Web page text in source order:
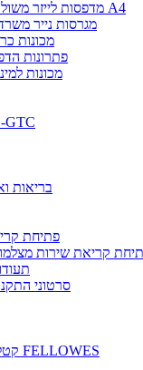
מדפסות לייזר משולבות A4
מגרסות נייר
מכונות
פתרונות
מכונות
תוכנה וענן-GTC
בריאות
פתיחת
סרטוני
קטלוג מוצרים FELLOWES